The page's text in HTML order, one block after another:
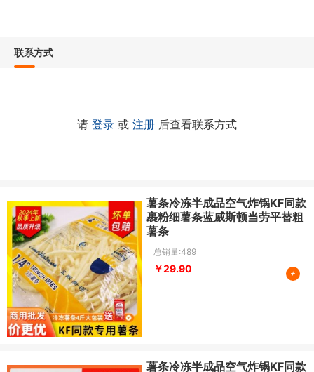
联系方式
请 登录 或 注册 后查看联系方式
薯条冷冻半成品空气炸锅KF同款
裹粉细薯条蓝威斯顿当劳平替粗
薯条
总销量:489
￥29.90 +
薯条冷冻半成品空气炸锅KF同款